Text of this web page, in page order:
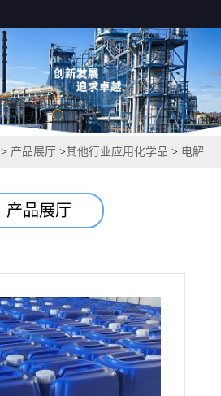
> 产品展厅 >其他行业应用化学品 > 电解
产品展厅